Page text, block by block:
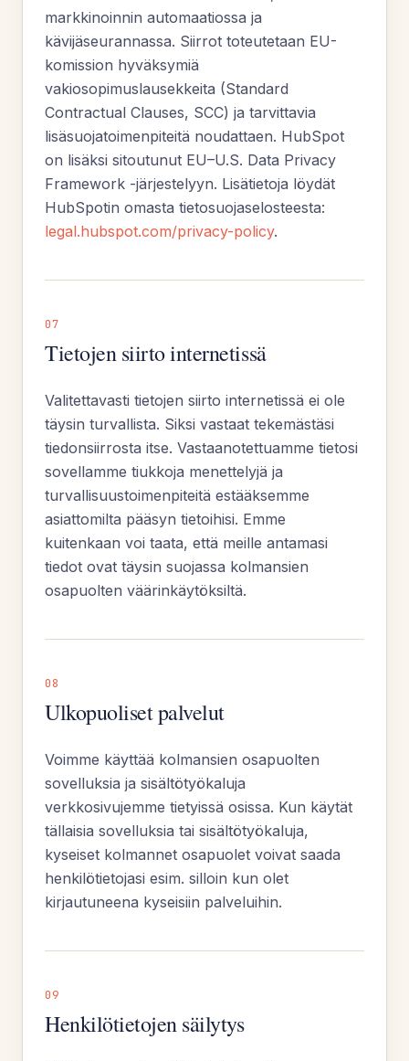
markkinoinnin automaatiossa ja
kävijäseurannassa. Siirrot toteutetaan EU-
komission hyväksymiä
vakiosopimuslausekkeita (Standard
Contractual Clauses, SCC) ja tarvittavia
lisäsuojatoimenpiteitä noudattaen. HubSpot
on lisäksi sitoutunut EU–U.S. Data Privacy
Framework -järjestelyyn. Lisätietoja löydät
HubSpotin omasta tietosuojaselosteesta:
legal.hubspot.com/privacy-policy.
07
Tietojen siirto internetissä
Valitettavasti tietojen siirto internetissä ei ole
täysin turvallista. Siksi vastaat tekemästäsi
tiedonsiirrosta itse. Vastaanotettuamme tietosi
sovellamme tiukkoja menettelyjä ja
turvallisuustoimenpiteitä estääksemme
asiattomilta pääsyn tietoihisi. Emme
kuitenkaan voi taata, että meille antamasi
tiedot ovat täysin suojassa kolmansien
osapuolten väärinkäytöksiltä.
08
Ulkopuoliset palvelut
Voimme käyttää kolmansien osapuolten
sovelluksia ja sisältötyökaluja
verkkosivujemme tietyissä osissa. Kun käytät
tällaisia sovelluksia tai sisältötyökaluja,
kyseiset kolmannet osapuolet voivat saada
henkilötietojasi esim. silloin kun olet
kirjautuneena kyseisiin palveluihin.
09
Henkilötietojen säilytys